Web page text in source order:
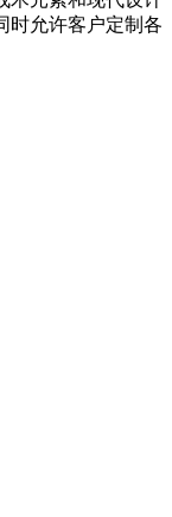
时允许客户定制各